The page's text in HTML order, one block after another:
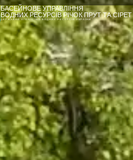
БАСЕЙНОВЕ УПРАВЛІННЯ
ВОДНИХ РЕСУРСІВ РІЧОК ПРУТ ТА СІРЕТ
ДЕРЖАВНЕ АГЕНТСТВО ВОДНИХ РЕСУРСІВ УКРАЇНИ